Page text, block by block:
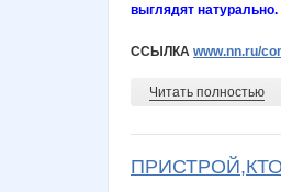
выглядят
ССЫЛКА www.nn.ru/
Читать полностью